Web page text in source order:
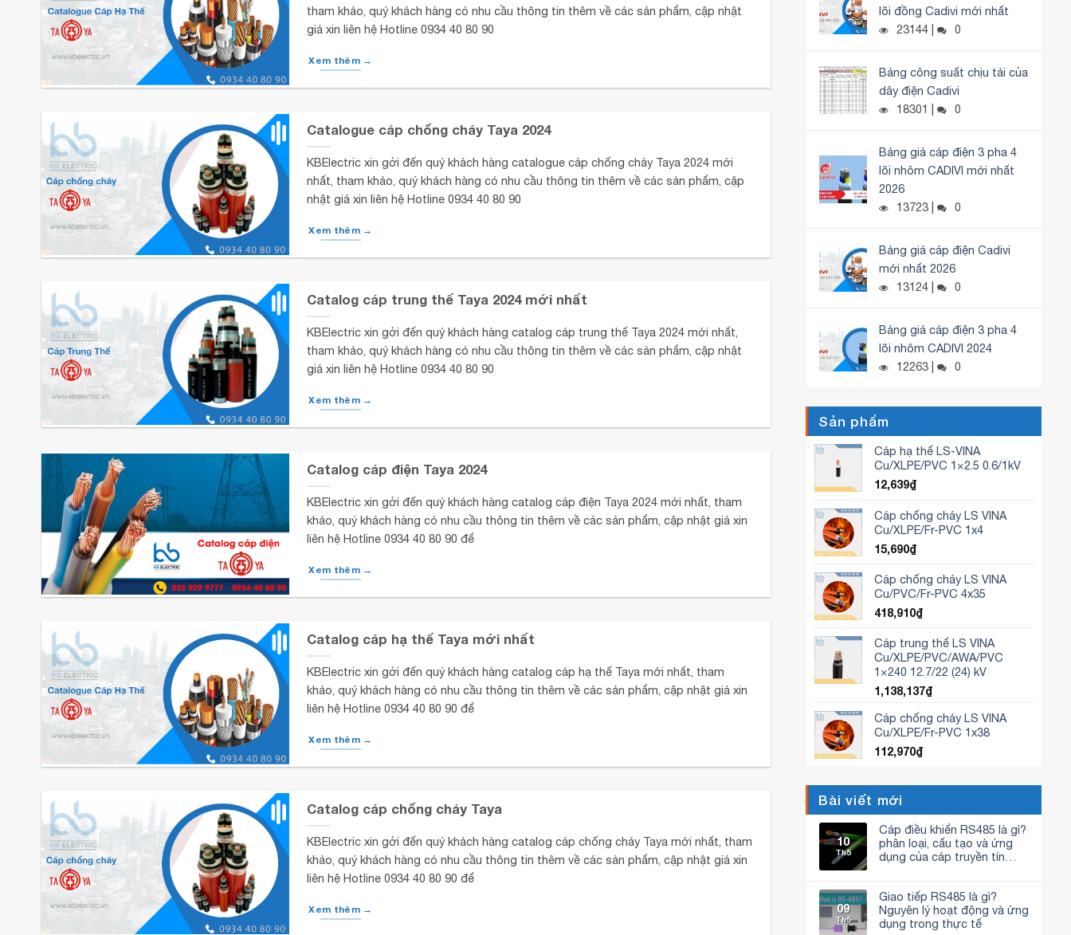
tham khảo, quý khách hàng có nhu cầu thông tin thêm về các sản phẩm, cập nhật
giá xin liên hệ Hotline 0934 40 80 90
Xem thêm →
Catalogue cáp chống cháy Taya 2024
KBElectric xin gởi đến quý khách hàng catalogue cáp chống cháy Taya 2024 mới
nhất, tham khảo, quý khách hàng có nhu cầu thông tin thêm về các sản phẩm, cập
nhật giá xin liên hệ Hotline 0934 40 80 90
Xem thêm →
Catalog cáp trung thế Taya 2024 mới nhất
KBElectric xin gởi đến quý khách hàng catalog cáp trung thế Taya 2024 mới nhất,
tham khảo, quý khách hàng có nhu cầu thông tin thêm về các sản phẩm, cập nhật
giá xin liên hệ Hotline 0934 40 80 90
Xem thêm →
Catalog cáp điện Taya 2024
KBElectric xin gởi đến quý khách hàng catalog cáp điện Taya 2024 mới nhất, tham
khảo, quý khách hàng có nhu cầu thông tin thêm về các sản phẩm, cập nhật giá xin
liên hệ Hotline 0934 40 80 90 để
Xem thêm →
Catalog cáp hạ thế Taya mới nhất
KBElectric xin gởi đến quý khách hàng catalog cáp hạ thế Taya mới nhất, tham
khảo, quý khách hàng có nhu cầu thông tin thêm về các sản phẩm, cập nhật giá xin
liên hệ Hotline 0934 40 80 90 để
Xem thêm →
Catalog cáp chống cháy Taya
KBElectric xin gởi đến quý khách hàng catalog cáp chống cháy Taya mới nhất, tham
khảo, quý khách hàng có nhu cầu thông tin thêm về các sản phẩm, cập nhật giá xin
liên hệ Hotline 0934 40 80 90 để
Xem thêm →
lõi đồng Cadivi mới nhất
0
Bảng công suất chịu tải của
dây điện Cadivi
0
Bảng giá cáp điện 3 pha 4
lõi nhôm CADIVI mới nhất
2026
0
Bảng giá cáp điện Cadivi
mới nhất 2026
0
Bảng giá cáp điện 3 pha 4
lõi nhôm CADIVI 2024
0
Sản phẩm
Cáp hạ thế LS-VINA
Cu/XLPE/PVC 1×2.5 0.6/1kV
12,639₫
Cáp chống cháy LS VINA
Cu/XLPE/Fr-PVC 1x4
15,690₫
Cáp chống cháy LS VINA
Cu/PVC/Fr-PVC 4x35
418,910₫
Cáp trung thế LS VINA
Cu/XLPE/PVC/AWA/PVC
1×240 12.7/22 (24) kV
1,138,137₫
Cáp chống cháy LS VINA
Cu/XLPE/Fr-PVC 1x38
112,970₫
Bài viết mới
10
Th5
Cáp điều khiển RS485 là gì?
phân loại, cấu tạo và ứng
dụng của cáp truyền tín
bình
luận
ở
Cáp
điều
09
Th5
Giao tiếp RS485 là gì?
Nguyên lý hoạt động và ứng
dụng trong thực tế